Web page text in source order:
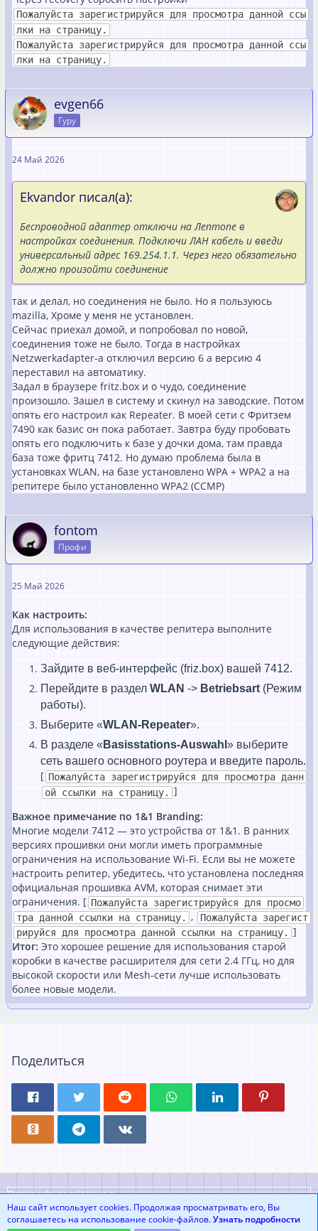
Пожалуйста зарегистрируйся для просмотра данной ссы
лки на страницу.
Пожалуйста зарегистрируйся для просмотра данной ссы
лки на страницу.
evgen66
Гуру
24 Май 2026
Ekvandor писал(а):
Беспроводной адаптер отключи на Лептопе в
настройках соединения. Подключи ЛАН кабель и введи
универсальный адрес 169.254.1.1. Через него обязательно
должно произойти соединение
так и делал, но соединения не было. Но я пользуюсь
mazilla, Хроме у меня не установлен.
Сейчас приехал домой, и попробовал по новой,
соединения тоже не было. Тогда в настройках
Netzwerkadapter-a отключил версию 6 а версию 4
переставил на автоматику.
Задал в браузере fritz.box и о чудо, соединение
произошло. Зашел в систему и скинул на заводские. Потом
опять его настроил как Repeater. В моей сети с Фритзем
7490 как базис он пока работает. Завтра буду пробовать
опять его подключить к базе у дочки дома, там правда
база тоже фритц 7412. Но думаю проблема была в
установках WLAN, на базе установлено WPA + WPA2 a на
репитере было установленно WPA2 (CCMP)
fontom
Профи
25 Май 2026
Как настроить:
Для использования в качестве репитера выполните
следующие действия:
Зайдите в веб-интерфейс (friz.box) вашей 7412.
Перейдите в раздел WLAN -> Betriebsart (Режим
работы).
Выберите «WLAN-Repeater».
В разделе « Basisstations-Auswahl » выберите
сеть вашего основного роутера и введите пароль.
[ Пожалуйста зарегистрируйся для просмотра данн
ой ссылки на страницу. ]
Важное примечание по 1&1 Branding:
Многие модели 7412 — это устройства от 1&1. В ранних
версиях прошивки они могли иметь программные
ограничения на использование Wi-Fi. Если вы не можете
настроить репитер, убедитесь, что установлена последняя
официальная прошивка AVM, которая снимает эти
ограничения. [ Пожалуйста зарегистрируйся для просмо
тра данной ссылки на страницу.
,
Пожалуйста зарегист
рируйся для просмотра данной ссылки на страницу. ]
Итог: Это хорошее решение для использования старой
коробки в качестве расширителя для сети 2.4 ГГц, но для
высокой скорости или Mesh-сети лучше использовать
более новые модели.
Поделиться
Datenschutzerklärung
Наш сайт использует cookies. Продолжая просматривать его, Вы
соглашаетесь на использование cookie-файлов.Узнать подробности